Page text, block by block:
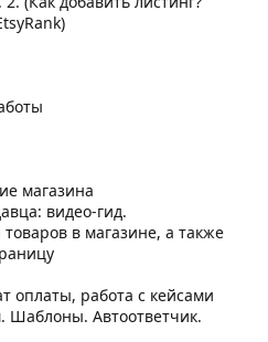
магазина
видео-гид.
в магазине, а также
оплаты, работа с кейсами
Шаблоны. Автоответчик.